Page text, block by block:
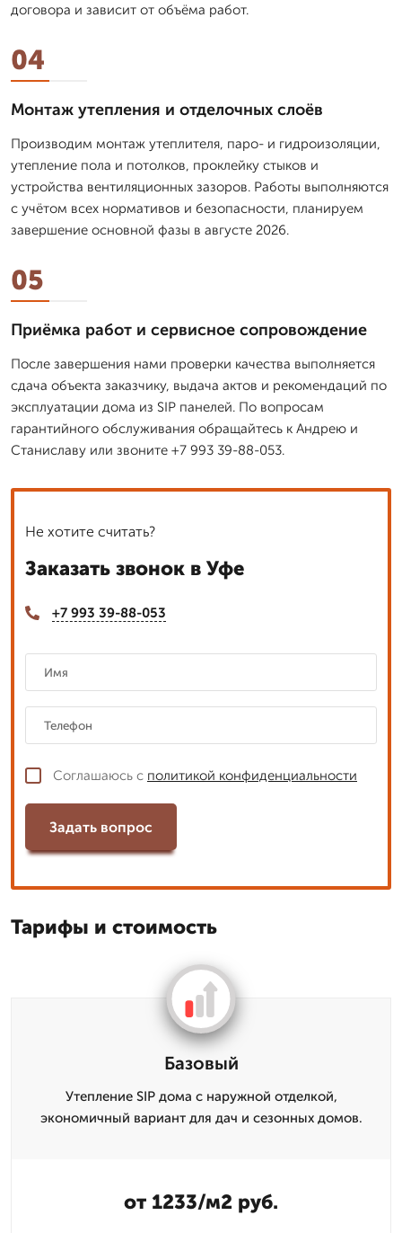
договора и зависит от объёма работ.
04
Монтаж утепления и отделочных слоёв
Производим монтаж утеплителя, паро- и гидроизоляции,
утепление пола и потолков, проклейку стыков и
устройства вентиляционных зазоров. Работы выполняются
с учётом всех нормативов и безопасности, планируем
завершение основной фазы в августе 2026.
05
Приёмка работ и сервисное сопровождение
После завершения нами проверки качества выполняется
сдача объекта заказчику, выдача актов и рекомендаций по
эксплуатации дома из SIP панелей. По вопросам
гарантийного обслуживания обращайтесь к Андрею и
Станиславу или звоните +7 993 39-88-053.
Не хотите считать?
Заказать звонок в Уфе
+7 993 39-88-053
Соглашаюсь с политикой конфиденциальности
Задать вопрос
Тарифы и стоимость
Базовый
Утепление SIP дома с наружной отделкой,
экономичный вариант для дач и сезонных домов.
от 1233/м2 руб.